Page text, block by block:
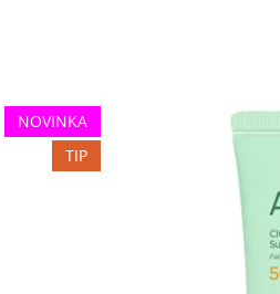
NOVINKA
TIP